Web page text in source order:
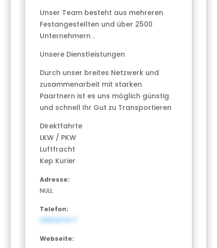
Unser Team besteht aus mehreren
Festangestellten und über 2500
Unternehmern .
Unsere Dienstleistungen
Durch unser breites Netzwerk und
zusammenarbeit mit starken
Paartnern ist es uns möglich günstig
und schnell Ihr Gut zu Transportieren
Direktfahrte
LKW / PKW
Luftfracht
Kep Kurier
Adresse:
NULL
Telefon:
3055207577
Webseite: